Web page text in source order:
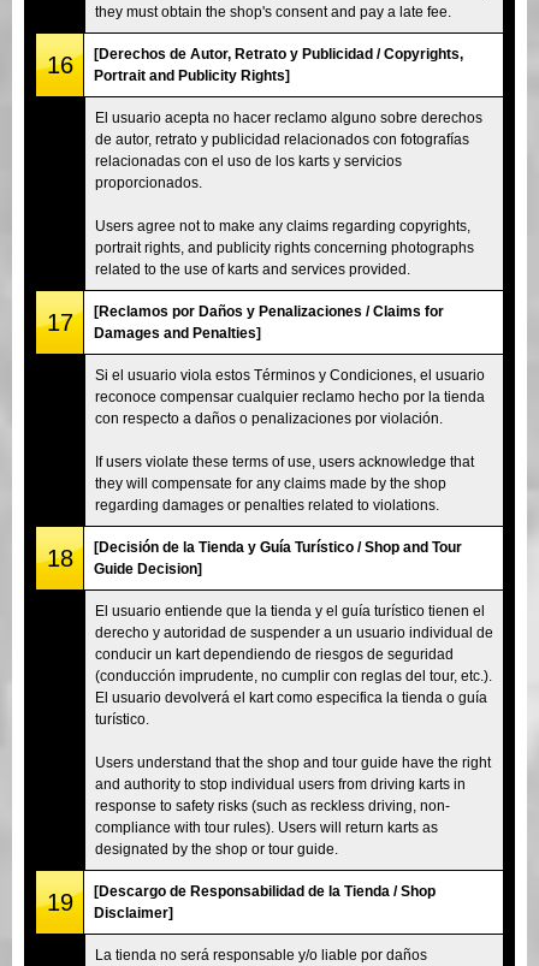
they must obtain the shop's consent and pay a late fee.
16
[Derechos de Autor, Retrato y Publicidad / Copyrights,
Portrait and Publicity Rights]
El usuario acepta no hacer reclamo alguno sobre derechos
de autor, retrato y publicidad relacionados con fotografías
relacionadas con el uso de los karts y servicios
proporcionados.
Users agree not to make any claims regarding copyrights,
portrait rights, and publicity rights concerning photographs
related to the use of karts and services provided.
17
[Reclamos por Daños y Penalizaciones / Claims for
Damages and Penalties]
Si el usuario viola estos Términos y Condiciones, el usuario
reconoce compensar cualquier reclamo hecho por la tienda
con respecto a daños o penalizaciones por violación.
If users violate these terms of use, users acknowledge that
they will compensate for any claims made by the shop
regarding damages or penalties related to violations.
18
[Decisión de la Tienda y Guía Turístico / Shop and Tour
Guide Decision]
El usuario entiende que la tienda y el guía turístico tienen el
derecho y autoridad de suspender a un usuario individual de
conducir un kart dependiendo de riesgos de seguridad
(conducción imprudente, no cumplir con reglas del tour, etc.).
El usuario devolverá el kart como especifica la tienda o guía
turístico.
Users understand that the shop and tour guide have the right
and authority to stop individual users from driving karts in
response to safety risks (such as reckless driving, non-
compliance with tour rules). Users will return karts as
designated by the shop or tour guide.
19
[Descargo de Responsabilidad de la Tienda / Shop
Disclaimer]
La tienda no será responsable y/o liable por daños